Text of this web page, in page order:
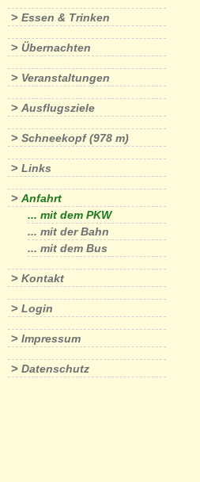
> Essen & Trinken
> Übernachten
> Veranstaltungen
> Ausflugsziele
> Schneekopf (978 m)
> Links
> Anfahrt
... mit dem PKW
... mit der Bahn
... mit dem Bus
> Kontakt
> Login
> Impressum
> Datenschutz